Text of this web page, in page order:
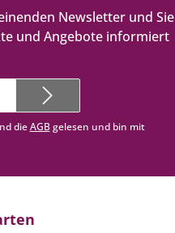
Newsletter und Sie
und Angebote informiert
dieAGBgelesen und bin mit